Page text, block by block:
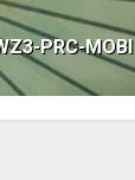
PRC-MOBI